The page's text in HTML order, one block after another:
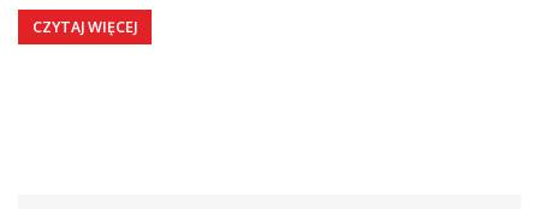
CZYTAJ WIĘCEJ